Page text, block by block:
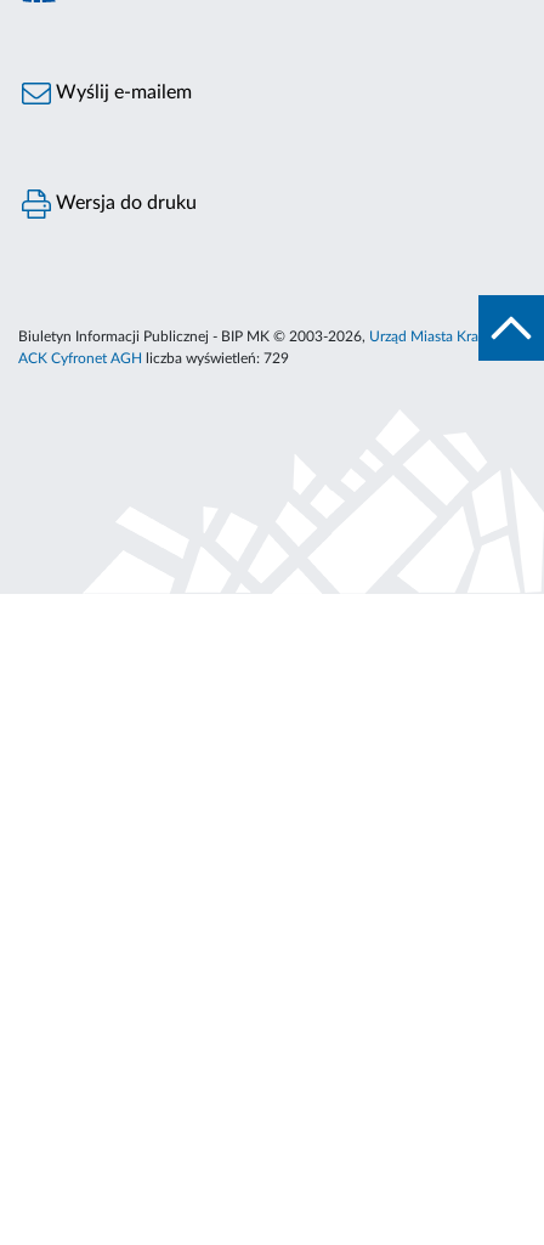
Wyślij e-mailem
Wersja do druku
Biuletyn Informacji Publicznej - BIP MK © 2003-2026, Urząd Miasta Krakowa
ACK Cyfronet AGH
liczba wyświetleń: 729